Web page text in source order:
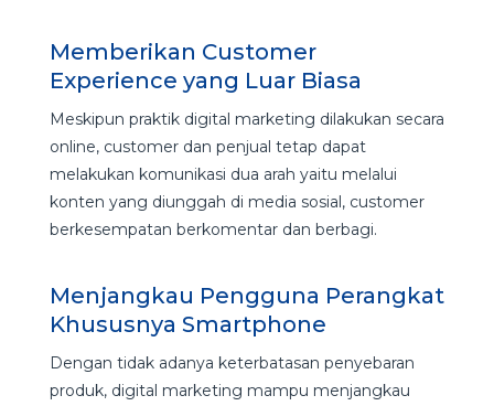
Memberikan Customer
Experience yang Luar Biasa
Meskipun praktik digital marketing dilakukan secara
online, customer dan penjual tetap dapat
melakukan komunikasi dua arah yaitu melalui
konten yang diunggah di media sosial, customer
berkesempatan berkomentar dan berbagi.
Menjangkau Pengguna Perangkat
Khususnya Smartphone
Dengan tidak adanya keterbatasan penyebaran
produk, digital marketing mampu menjangkau